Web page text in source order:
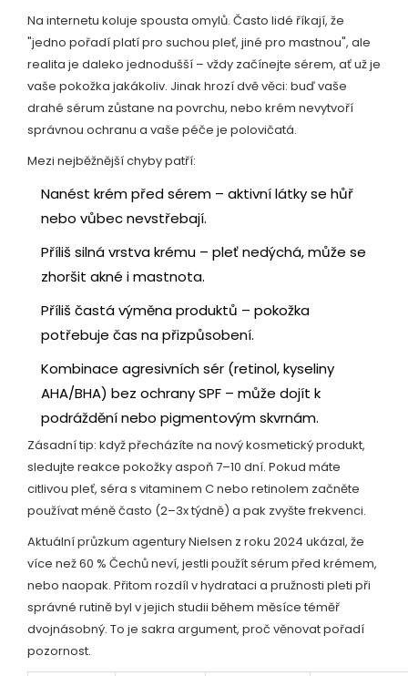
Na internetu koluje spousta omylů. Často lidé říkají, že
"jedno pořadí platí pro suchou pleť, jiné pro mastnou", ale
realita je daleko jednodušší – vždy začínejte sérem, ať už je
vaše pokožka jakákoliv. Jinak hrozí dvě věci: buď vaše
drahé sérum zůstane na povrchu, nebo krém nevytvoří
správnou ochranu a vaše péče je polovičatá.
Mezi nejběžnější chyby patří:
Nanést krém před sérem – aktivní látky se hůř
nebo vůbec nevstřebají.
Příliš silná vrstva krému – pleť nedýchá, může se
zhoršit akné i mastnota.
Příliš častá výměna produktů – pokožka
potřebuje čas na přizpůsobení.
Kombinace agresivních sér (retinol, kyseliny
AHA/BHA) bez ochrany SPF – může dojít k
podráždění nebo pigmentovým skvrnám.
Zásadní tip: když přecházíte na nový kosmetický produkt,
sledujte reakce pokožky aspoň 7–10 dní. Pokud máte
citlivou pleť, séra s vitaminem C nebo retinolem začněte
používat méně často (2–3x týdně) a pak zvyšte frekvenci.
Aktuální průzkum agentury Nielsen z roku 2024 ukázal, že
více než 60 % Čechů neví, jestli použít sérum před krémem,
nebo naopak. Přitom rozdíl v hydrataci a pružnosti pleti při
správné rutině byl v jejich studii během měsíce téměř
dvojnásobný. To je sakra argument, proč věnovat pořadí
pozornost.